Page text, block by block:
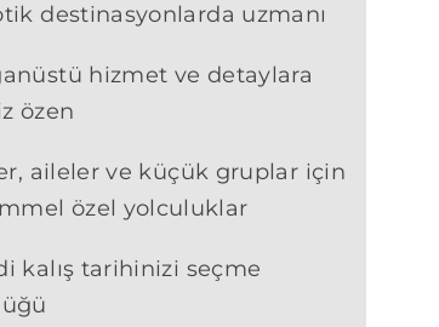
destinasyonlarda uzmanı
hizmet ve detaylara
özen
aileler ve küçük gruplar için
özel yolculuklar
kalış tarihinizi seçme